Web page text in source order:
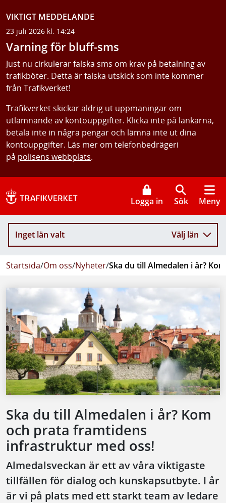
VIKTIGT MEDDELANDE
23 juli 2026 kl. 14:24
Varning för bluff-sms
Just nu cirkulerar falska sms om krav på betalning av
trafikböter. Detta är falska utskick som inte kommer
från Trafikverket!
Trafikverket skickar aldrig ut uppmaningar om
utlämnande av kontouppgifter. Klicka inte på länkarna,
betala inte in några pengar och lämna inte ut dina
kontouppgifter. Läs mer om telefonbedrägeri
på polisens webbplats.
Logga in Sök Meny
Inget län valt Välj län
Startsida/Om oss/Nyheter/Ska du till Almedalen i år?
Ska du till Almedalen i år? Kom
och prata framtidens
infrastruktur med oss!
Almedalsveckan är ett av våra viktigaste
tillfällen för dialog och kunskapsutbyte. I år
är vi på plats med ett starkt team av ledare